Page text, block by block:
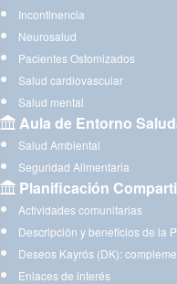
Incontinencia
Neurosalud
Pacientes Ostomizados
Salud cardiovascular
Salud mental
Aula de Entorno
Salud Ambiental
Seguridad Alimentaria
Planificación
Actividades comunitarias
Descripción y beneficios de la
Deseos Kayrós (DK):
Enlaces de interés